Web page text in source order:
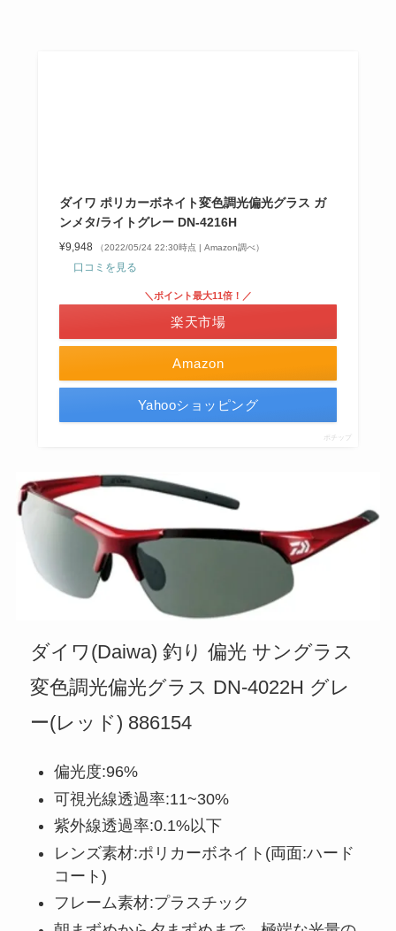
ダイワ ポリカーボネイト変色調光偏光グラス ガ
ンメタ/ライトグレー DN-4216H
¥9,948 （2022/05/24 22:30時点 | Amazon調べ）
口コミを見る
Amazon
＼ポイント最大11倍！／
楽天市場
Yahooショッピング
ポチップ
ダイワ(Daiwa) 釣り 偏光 サングラス
変色調光偏光グラス DN-4022H グレ
ー(レッド) 886154
偏光度:96%
可視光線透過率:11~30%
紫外線透過率:0.1%以下
レンズ素材:ポリカーボネイト(両面:ハード
コート)
フレーム素材:プラスチック